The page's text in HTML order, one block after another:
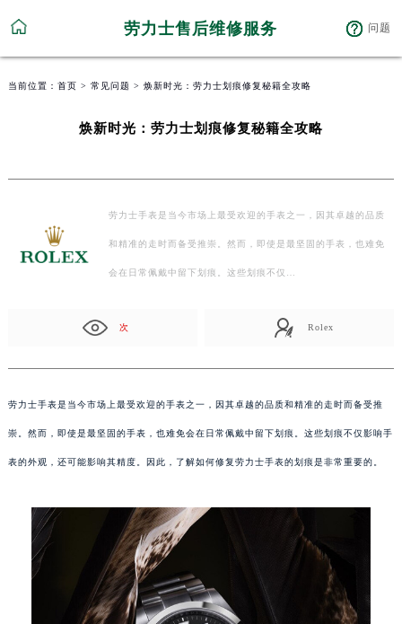
劳力士售后维修服务 问题
当前位置： 首页 > 常见问题 > 焕新时光：劳力士划痕修复秘籍全攻略
焕新时光：劳力士划痕修复秘籍全攻略
劳力士手表是当今市场上最受欢迎的手表之一，因其卓越的品质
和精准的走时而备受推崇。然而，即使是最坚固的手表，也难免
会在日常佩戴中留下划痕。这些划痕不仅…
次 Rolex
劳力士手表是当今市场上最受欢迎的手表之一，因其卓越的品质和精准的走时而备受推
崇。然而，即使是最坚固的手表，也难免会在日常佩戴中留下划痕。这些划痕不仅影响手
表的外观，还可能影响其精度。因此，了解如何修复劳力士手表的划痕是非常重要的。